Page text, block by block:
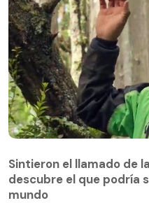
descubre el que podría
mundo
Sintieron el llamado de
descubre el que podría
mundo